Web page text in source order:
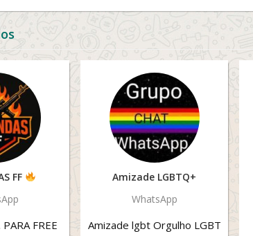
FF
FREE
Amizade LGBTQ+
WhatsApp
Amizade lgbt Orgulho LGBT